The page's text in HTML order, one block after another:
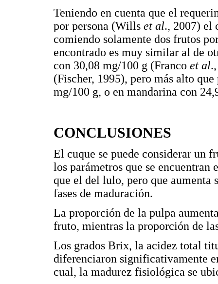
Teniendo en cuenta que el
por persona (Wills et al., 2007) el
comiendo solamente dos frutos
encontrado es muy similar al de
con 30,08 mg/100 g (Franco et al
(Fischer, 1995), pero más alto
mg/100 g, o en mandarina con
CONCLUSIONES
El cuque se puede considerar un
los parámetros que se
que el del lulo, pero que aumenta
fases de maduración.
La proporción de la pulpa
fruto, mientras la proporción de
Los grados Brix, la acidez total
diferenciaron significativamente
cual, la madurez fisiológica se